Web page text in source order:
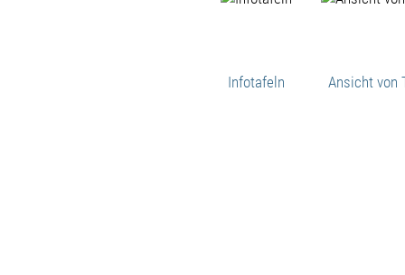
Infotafeln Ansicht von